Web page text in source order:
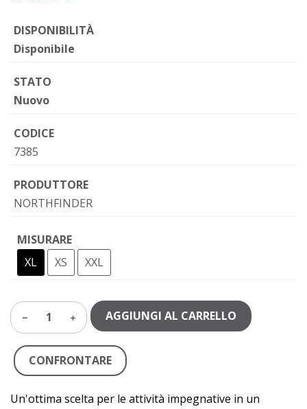
DISPONIBILITÀ
Disponibile
STATO
Nuovo
CODICE
7385
PRODUTTORE
NORTHFINDER
MISURARE
XL
XS XXL
1 AGGIUNGI AL CARRELLO
CONFRONTARE
Un'ottima scelta per le attività impegnative in un